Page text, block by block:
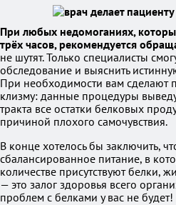
При любых недомоганиях,
трёх часов, рекомендуется
не шутят. Только специалисты
обследование и выяснить
При необходимости вам сделают
клизму: данные процедуры
тракта все остатки белковых
причиной плохого самочувствия.
В конце хотелось бы заключить,
сбалансированное питание, в
количестве присутствуют белки,
— это залог здоровья всего
проблем с белками у вас не будет!